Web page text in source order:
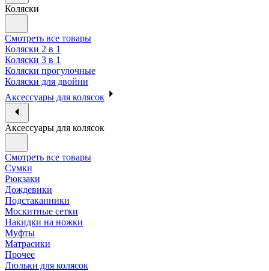
Коляски
Смотреть все товары
Коляски 2 в 1
Коляски 3 в 1
Коляски прогулочные
Коляски для двойни
Аксессуары для колясок
Аксессуары для колясок
Смотреть все товары
Сумки
Рюкзаки
Дождевики
Подстаканники
Москитные сетки
Накидки на ножки
Муфты
Матрасики
Прочее
Люльки для колясок